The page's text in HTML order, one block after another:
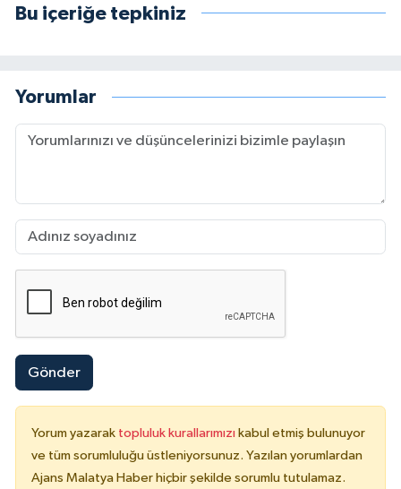
Bu içeriğe tepkiniz
Yorumlar
Gönder
Yorum yazarak topluluk kurallarımızı kabul etmiş bulunuyor
ve tüm sorumluluğu üstleniyorsunuz. Yazılan yorumlardan
Ajans Malatya Haber hiçbir şekilde sorumlu tutulamaz.